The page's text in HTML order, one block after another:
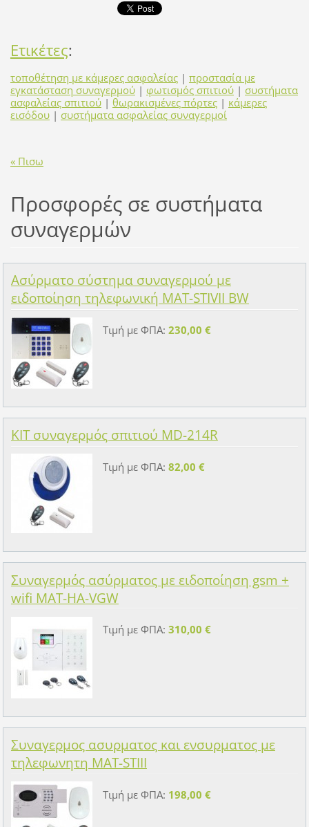
Ετικέτες:
τοποθέτηση με κάμερες ασφαλείας | προστασία με
εγκατάσταση συναγερμού | φωτισμός σπιτιού | συστήματα
ασφαλείας σπιτιού | θωρακισμένες πόρτες | κάμερες
εισόδου | συστήματα ασφαλείας συναγερμοί
« Πισω
Προσφορές σε συστήματα
συναγερμών
Ασύρματο σύστημα συναγερμού με
ειδοποίηση τηλεφωνική MAT-STIVII BW
Τιμή με ΦΠΑ: 230,00 €
KIT συναγερμός σπιτιού MD-214R
Τιμή με ΦΠΑ: 82,00 €
Συναγερμός ασύρματος με ειδοποίηση gsm +
wifi MAT-HA-VGW
Τιμή με ΦΠΑ: 310,00 €
Συναγερμος ασυρματος και ενσυρματος με
τηλεφωνητη MAT-STIII
Τιμή με ΦΠΑ: 198,00 €